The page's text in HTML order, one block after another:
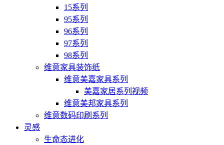
15系列
95系列
96系列
97系列
98系列
维意家具装饰纸
维意美嘉家具系列
美嘉家居系列视频
维意美邦家具系列
维意数码印刷系列
灵感
生命态进化